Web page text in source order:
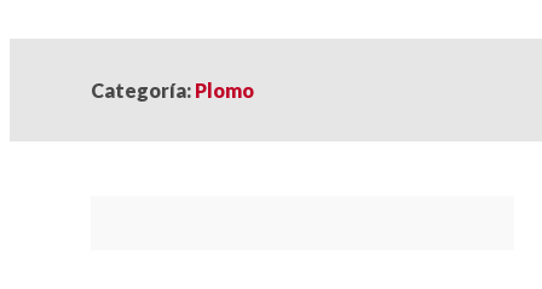
Categoría: Plomo